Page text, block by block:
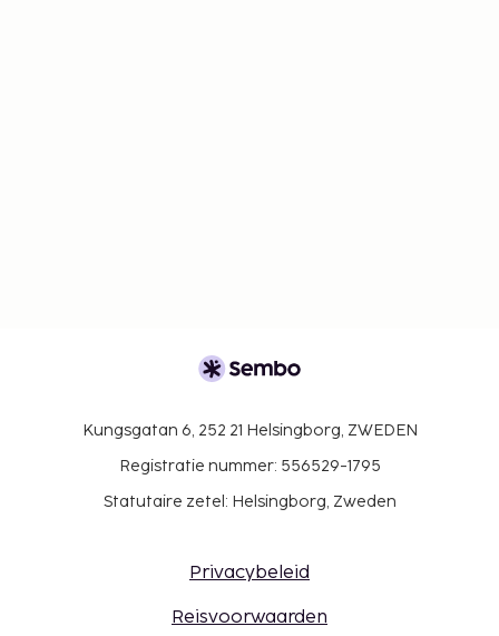
Kungsgatan 6, 252 21 Helsingborg, ZWEDEN
Registratie nummer: 556529-1795
Statutaire zetel: Helsingborg, Zweden
Privacybeleid
Reisvoorwaarden